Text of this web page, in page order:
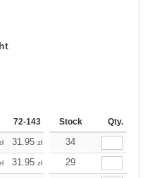
72-143 144-287 288 +
Stock Qty.
31.95 zł 31.63
34
31.95 zł 31.63
29